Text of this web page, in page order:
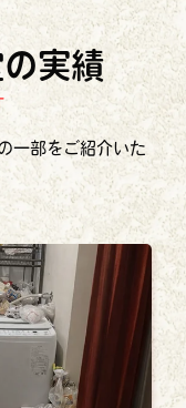
実績
一部をご紹介いた